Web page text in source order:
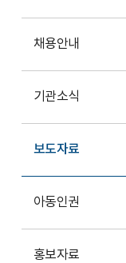
채용안내
기관소식
보도자료
아동인권
홍보자료